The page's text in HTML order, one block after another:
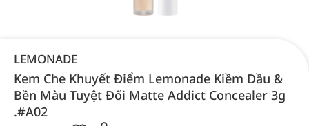
LEMONADE
Kem Che Khuyết Điểm Lemonade Kiềm Dầu &
Bền Màu Tuyệt Đối Matte Addict Concealer 3g
.#A02